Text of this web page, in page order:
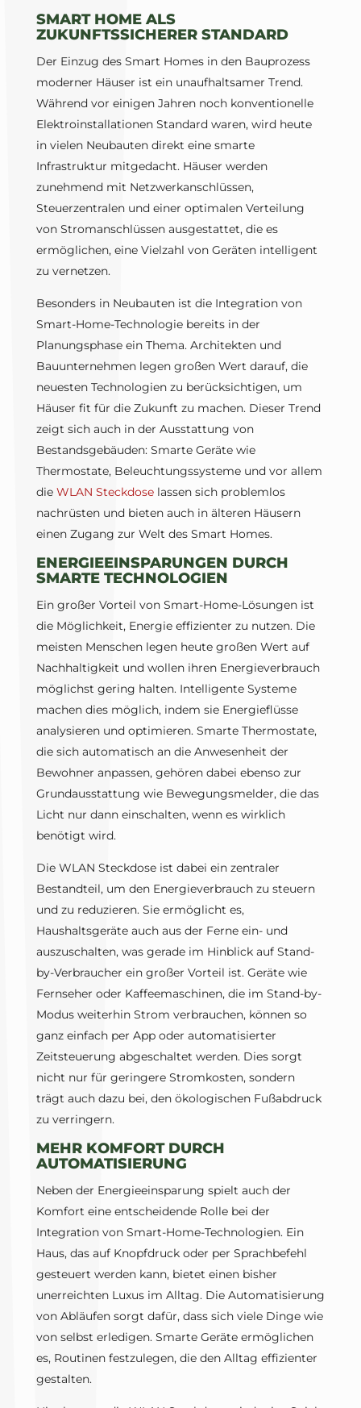
SMART HOME ALS
ZUKUNFTSSICHERER STANDARD
Der Einzug des Smart Homes in den Bauprozess
moderner Häuser ist ein unaufhaltsamer Trend.
Während vor einigen Jahren noch konventionelle
Elektroinstallationen Standard waren, wird heute
in vielen Neubauten direkt eine smarte
Infrastruktur mitgedacht. Häuser werden
zunehmend mit Netzwerkanschlüssen,
Steuerzentralen und einer optimalen Verteilung
von Stromanschlüssen ausgestattet, die es
ermöglichen, eine Vielzahl von Geräten intelligent
zu vernetzen.
Besonders in Neubauten ist die Integration von
Smart-Home-Technologie bereits in der
Planungsphase ein Thema. Architekten und
Bauunternehmen legen großen Wert darauf, die
neuesten Technologien zu berücksichtigen, um
Häuser fit für die Zukunft zu machen. Dieser Trend
zeigt sich auch in der Ausstattung von
Bestandsgebäuden: Smarte Geräte wie
Thermostate, Beleuchtungssysteme und vor allem
die WLAN Steckdoselassen sich problemlos
nachrüsten und bieten auch in älteren Häusern
einen Zugang zur Welt des Smart Homes.
ENERGIEEINSPARUNGEN DURCH
SMARTE TECHNOLOGIEN
Ein großer Vorteil von Smart-Home-Lösungen ist
die Möglichkeit, Energie effizienter zu nutzen. Die
meisten Menschen legen heute großen Wert auf
Nachhaltigkeit und wollen ihren Energieverbrauch
möglichst gering halten. Intelligente Systeme
machen dies möglich, indem sie Energieflüsse
analysieren und optimieren. Smarte Thermostate,
die sich automatisch an die Anwesenheit der
Bewohner anpassen, gehören dabei ebenso zur
Grundausstattung wie Bewegungsmelder, die das
Licht nur dann einschalten, wenn es wirklich
benötigt wird.
Die WLAN Steckdose ist dabei ein zentraler
Bestandteil, um den Energieverbrauch zu steuern
und zu reduzieren. Sie ermöglicht es,
Haushaltsgeräte auch aus der Ferne ein- und
auszuschalten, was gerade im Hinblick auf Stand-
by-Verbraucher ein großer Vorteil ist. Geräte wie
Fernseher oder Kaffeemaschinen, die im Stand-by-
Modus weiterhin Strom verbrauchen, können so
ganz einfach per App oder automatisierter
Zeitsteuerung abgeschaltet werden. Dies sorgt
nicht nur für geringere Stromkosten, sondern
trägt auch dazu bei, den ökologischen Fußabdruck
zu verringern.
MEHR KOMFORT DURCH
AUTOMATISIERUNG
Neben der Energieeinsparung spielt auch der
Komfort eine entscheidende Rolle bei der
Integration von Smart-Home-Technologien. Ein
Haus, das auf Knopfdruck oder per Sprachbefehl
gesteuert werden kann, bietet einen bisher
unerreichten Luxus im Alltag. Die Automatisierung
von Abläufen sorgt dafür, dass sich viele Dinge wie
von selbst erledigen. Smarte Geräte ermöglichen
es, Routinen festzulegen, die den Alltag effizienter
gestalten.